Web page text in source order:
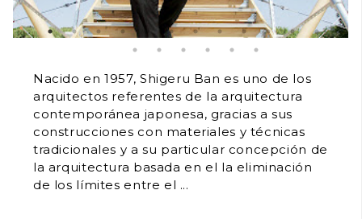
Nacido en 1957, Shigeru Ban es uno de los
arquitectos referentes de la arquitectura
contemporánea japonesa, gracias a sus
construcciones con materiales y técnicas
tradicionales y a su particular concepción de
la arquitectura basada en el la eliminación
de los límites entre el